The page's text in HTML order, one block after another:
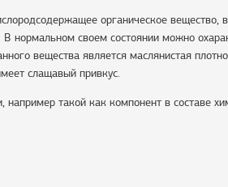
органическое
нормальном своем состоянии можно
вещества является маслянистая
слащавый привкус.
например такой как компонент в составе